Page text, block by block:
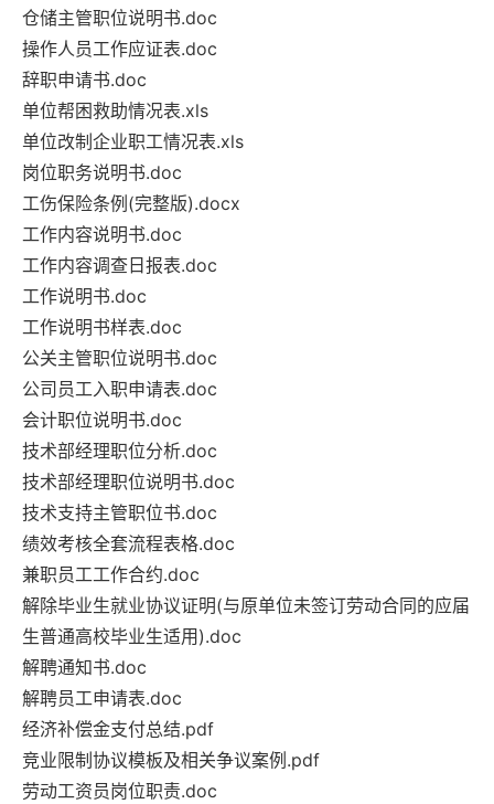
仓储主管职位说明书.doc
操作人员工作应证表.doc
辞职申请书.doc
单位帮困救助情况表.xls
单位改制企业职工情况表.xls
岗位职务说明书.doc
工伤保险条例(完整版).docx
工作内容说明书.doc
工作内容调查日报表.doc
工作说明书.doc
工作说明书样表.doc
公关主管职位说明书.doc
公司员工入职申请表.doc
会计职位说明书.doc
技术部经理职位分析.doc
技术部经理职位说明书.doc
技术支持主管职位书.doc
绩效考核全套流程表格.doc
兼职员工工作合约.doc
解除毕业生就业协议证明(与原单位未签订劳动合同的应届
生普通高校毕业生适用).doc
解聘通知书.doc
解聘员工申请表.doc
经济补偿金支付总结.pdf
竞业限制协议模板及相关争议案例.pdf
劳动工资员岗位职责.doc